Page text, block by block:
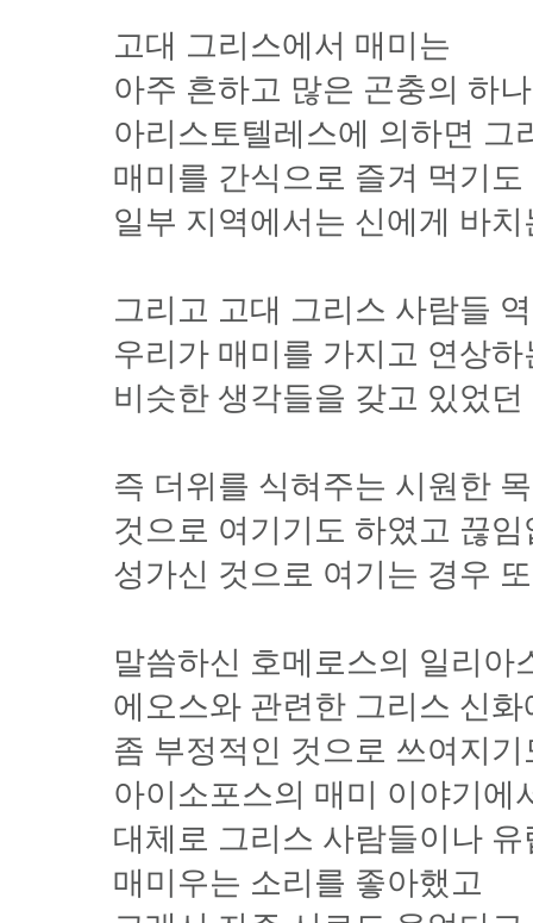
고대 그리스에서 매미는
아주 흔하고 많은 곤충의 하
아리스토텔레스에 의하면 그
매미를 간식으로 즐겨 먹기도
일부 지역에서는 신에게 바
그리고 고대 그리스 사람들
우리가 매미를 가지고 연상
비슷한 생각들을 갖고 있었
즉 더위를 식혀주는 시원한
것으로 여기기도 하였고 끊
성가신 것으로 여기는 경우
말씀하신 호메로스의 일리아
에오스와 관련한 그리스 신화
좀 부정적인 것으로 쓰여지
아이소포스의 매미 이야기에
대체로 그리스 사람들이나
매미우는 소리를 좋아했고